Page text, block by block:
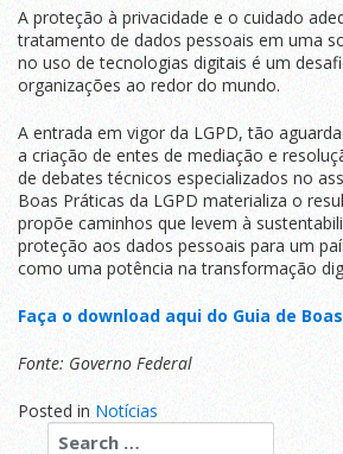
A proteção à privacidade e o cuidado
tratamento de dados pessoais em uma
no uso de tecnologias digitais é um
organizações ao redor do mundo.
A entrada em vigor da LGPD, tão
a criação de entes de mediação e
de debates técnicos especializados no
Boas Práticas da LGPD materializa o
propõe caminhos que levem à
proteção aos dados pessoais para um
como uma potência na transformação
Faça o download aqui do Guia de
Fonte: Governo Federal
Posted inNotícias